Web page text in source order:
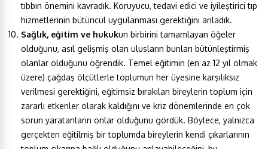
tıbbın önemini kavradık. Koruyucu, tedavi edici ve iyileştirici tıp
hizmetlerinin bütüncül uygulanması gerektiğini anladık.
Sağlık, eğitim ve hukukun birbirini tamamlayan öğeler
olduğunu, asıl gelişmiş olan ulusların bunları bütünleştirmiş
olanlar olduğunu öğrendik. Temel eğitimin (en az 12 yıl olmak
üzere) çağdaş ölçütlerle toplumun her üyesine karşılıksız
verilmesi gerektiğini, eğitimsiz bırakılan bireylerin toplum için
zararlı etkenler olarak kaldığını ve kriz dönemlerinde en çok
sorun yaratanların onlar olduğunu gördük. Böylece, yalnızca
gerçekten eğitilmiş bir toplumda bireylerin kendi çıkarlarının